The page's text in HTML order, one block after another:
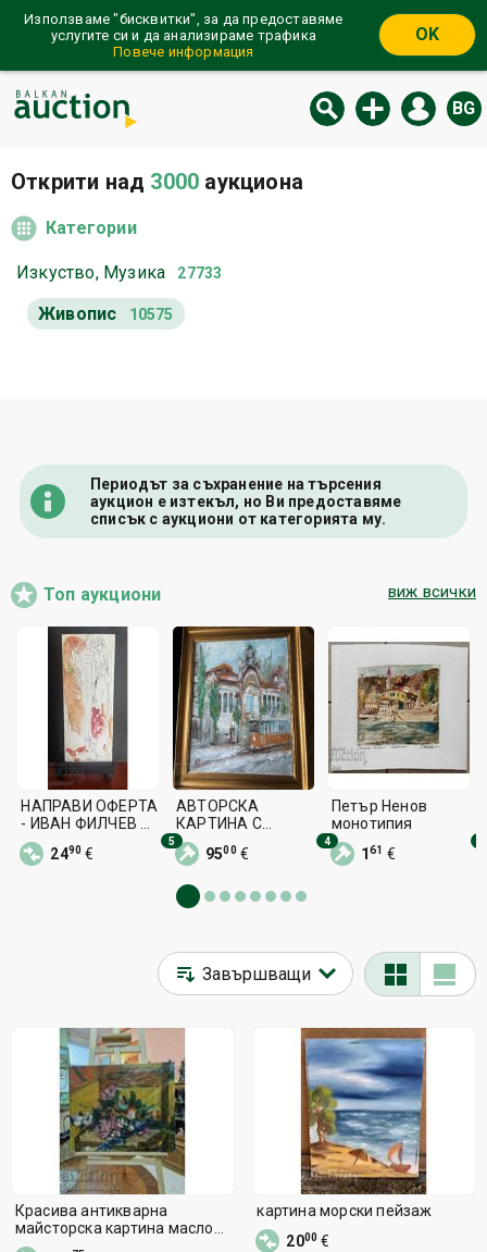
Използваме "бисквитки", за да предоставяме
услугите си и да анализираме трафика
Повече информация
OK
BG
Открити над 3000 аукциона
Категории
Изкуство, Музика 27733
Живопис 10575
Периодът за съхранение на търсения
аукцион е изтекъл, но Ви предоставяме
списък с аукциони от категорията му.
Топ аукциони виж всички
НАПРАВИ ОФЕРТА
- ИВАН ФИЛЧЕВ И
НЕГОВИТЕ МУЗИ
2490 €
АВТОРСКА
КАРТИНА С
МАСЛЕНИ БОИ -"
СПОМЕН ОТ
9500€
5
Петър Ненов
монотипия
161 €
4
Красива антикварна
майсторска картина масло
върху платно
картина морски пейзаж
2000 €